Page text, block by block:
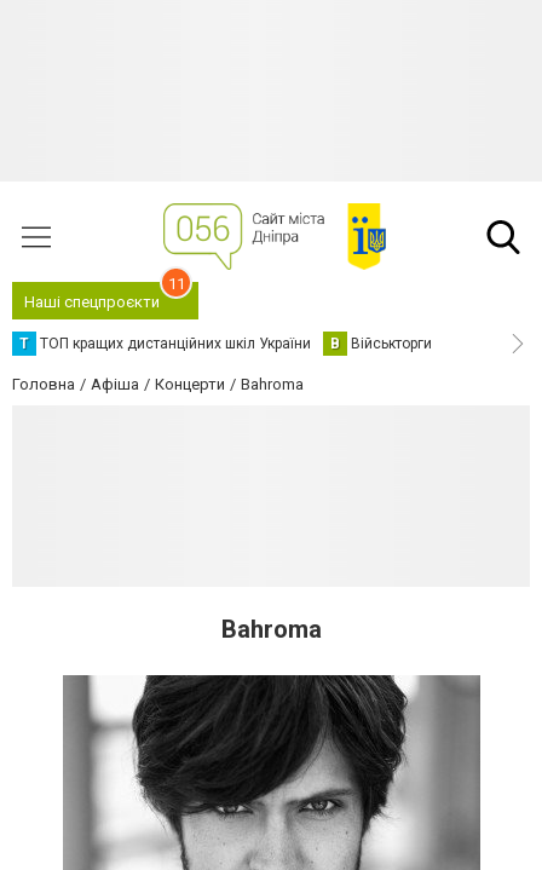
Наші спецпроєкти
11
Т ТОП кращих дистанційних шкіл України В Військторги
Головна Афіша Концерти Bahroma
Bahroma